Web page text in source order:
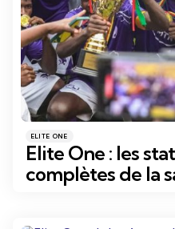
Catégories
Posté
dans
ELITE ONE
Elite One : les
complètes de la